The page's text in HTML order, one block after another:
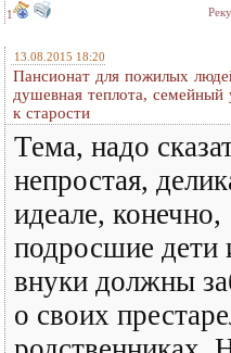
1
13.08.2015 18:20
Пансионат для пожилых
душевная теплота,
к старости
Тема, надо
непростая,
идеале, конечно,
подросшие дети
внуки должны
о своих